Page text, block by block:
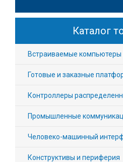
Каталог
Встраиваемые компьютеры
Готовые и заказные
Контроллеры
Промышленные
Человеко-машинный
Конструктивы и периферия